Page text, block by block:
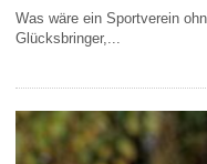
Was wäre ein Sportverein
Glücksbringer,...